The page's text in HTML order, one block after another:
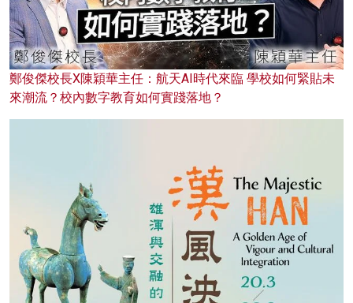
鄭俊傑校長X陳穎華主任：航天AI時代來臨 學校如何緊貼未
來潮流？校內數字教育如何實踐落地？